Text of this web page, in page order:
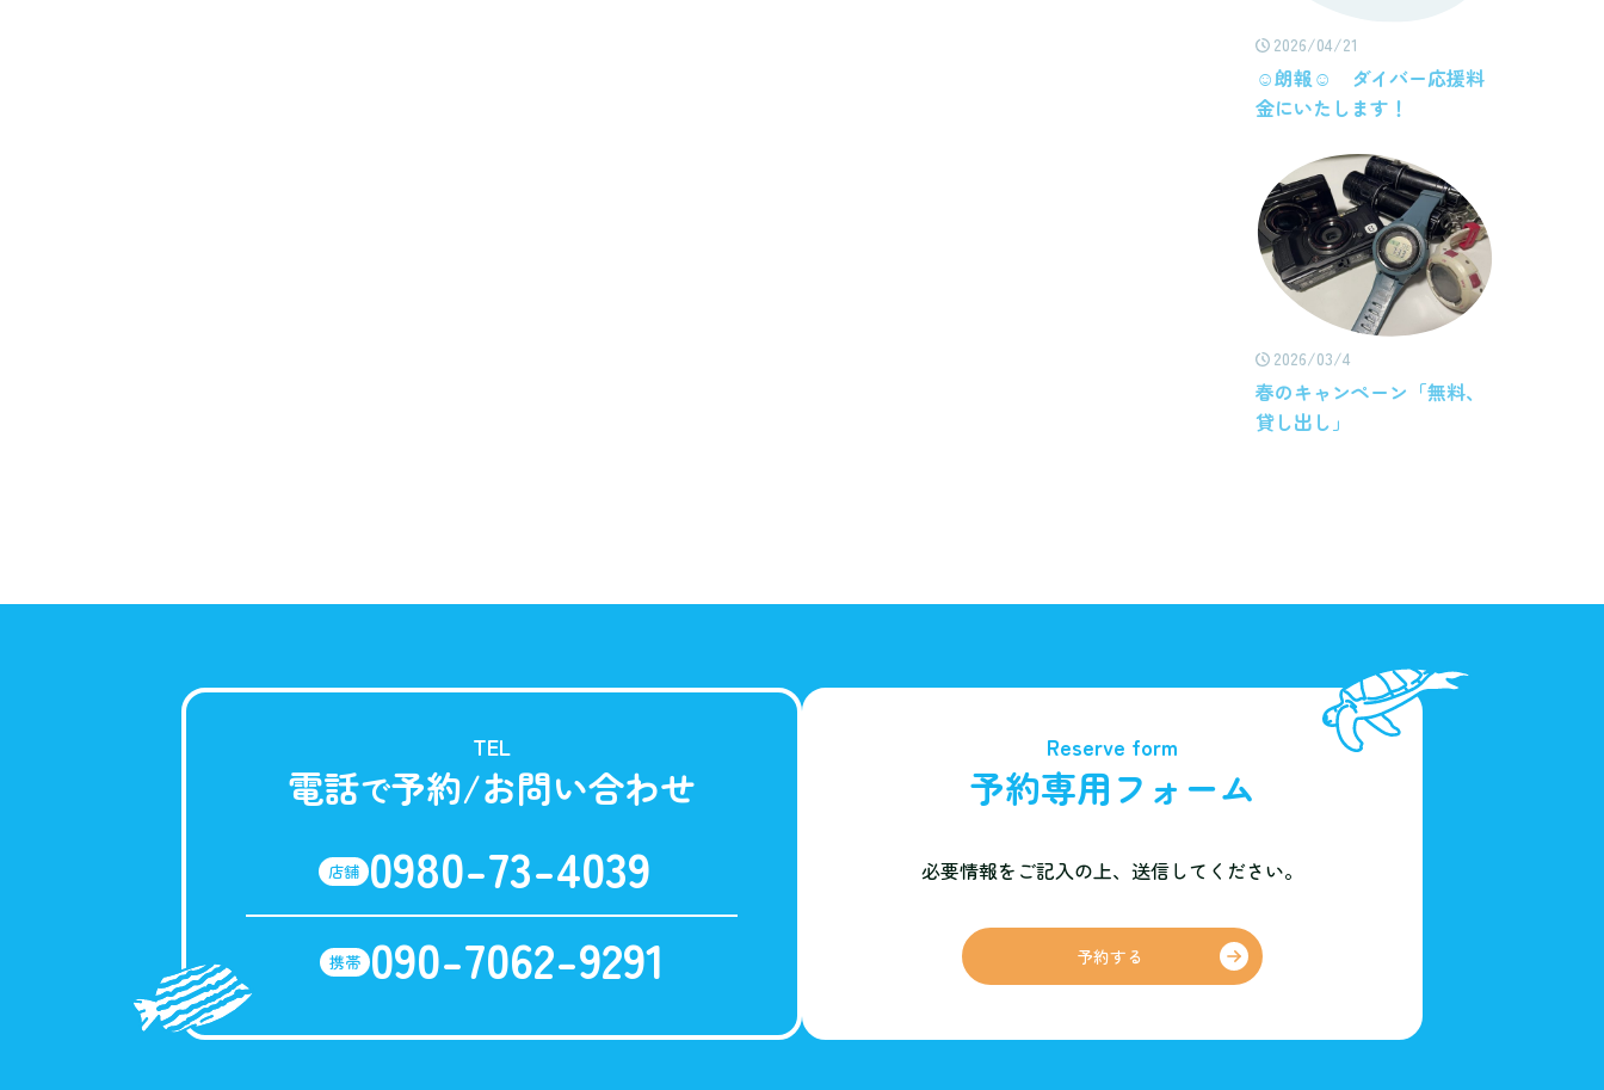
2026/04/21
☺朗報☺ ダイバー応援料
金にいたします！
2026/03/4
春のキャンペーン「無料、
貸し出し」
TEL
電話で予約/お問い合わせ
店舗 0980-73-4039
携帯 090-7062-9291
Reserve form
予約専用フォーム
必要情報をご記入の上、 送信してください。
予約する